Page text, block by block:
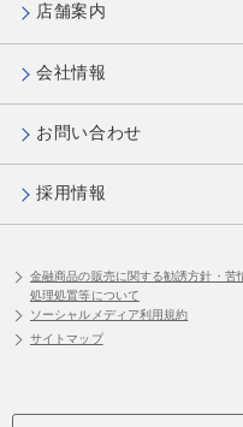
店舗案内
会社情報
お問い合わせ
採用情報
金融商品の販売に関する勧誘方針・苦
処理処置等について
ソーシャルメディア利用規約
サイトマップ